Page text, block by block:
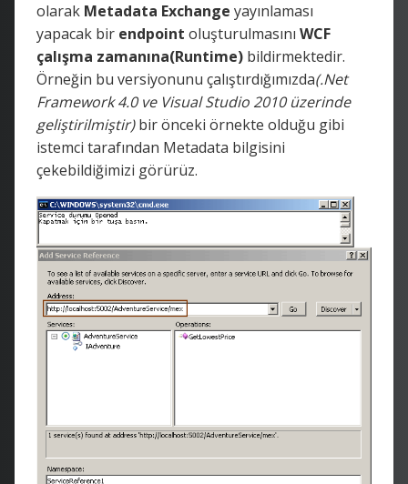
olarak Metadata Exchange yayınlaması
yapacak bir endpoint oluşturulmasını WCF
çalışma zamanına(Runtime) bildirmektedir.
Örneğin bu versiyonunu çalıştırdığımızda(.Net
Framework 4.0 ve Visual Studio 2010 üzerinde
geliştirilmiştir)bir önceki örnekte olduğu gibi
istemci tarafından Metadata bilgisini
çekebildiğimizi görürüz.